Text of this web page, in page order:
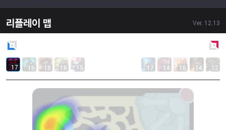
리플레이 맵 Ver. 12.13
17 16 18 16 15 17 14 16 14 12